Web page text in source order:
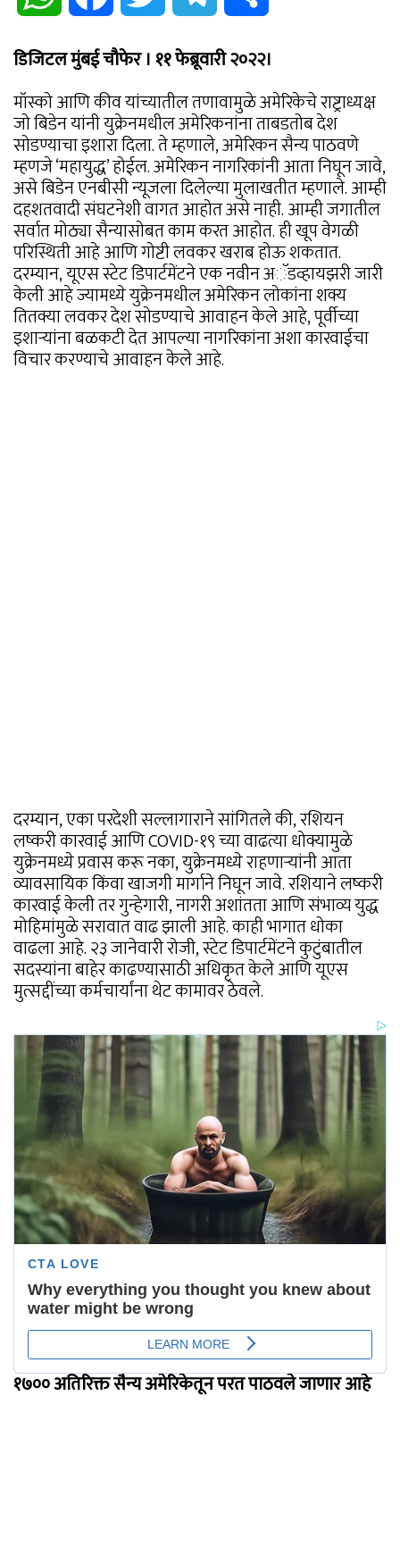
डिजिटल मुंबई चौफेर । ११ फेब्रूवारी २०२२।
मॉस्को आणि कीव यांच्यातील तणावामुळे अमेरिकेचे राष्ट्राध्यक्ष
जो बिडेन यांनी युक्रेनमधील अमेरिकनांना ताबडतोब देश
सोडण्याचा इशारा दिला. ते म्हणाले, अमेरिकन सैन्य पाठवणे
म्हणजे ‘महायुद्ध’ होईल. अमेरिकन नागरिकांनी आता निघून जावे,
असे बिडेन एनबीसी न्यूजला दिलेल्या मुलाखतीत म्हणाले. आम्ही
दहशतवादी संघटनेशी वागत आहोत असे नाही. आम्ही जगातील
सर्वात मोठ्या सैन्यासोबत काम करत आहोत. ही खूप वेगळी
परिस्थिती आहे आणि गोष्टी लवकर खराब होऊ शकतात.
दरम्यान, यूएस स्टेट डिपार्टमेंटने एक नवीन अॅडव्हायझरी जारी
केली आहे ज्यामध्ये युक्रेनमधील अमेरिकन लोकांना शक्य
तितक्या लवकर देश सोडण्याचे आवाहन केले आहे, पूर्वीच्या
इशाऱ्यांना बळकटी देत ​​आपल्या नागरिकांना अशा कारवाईचा
विचार करण्याचे आवाहन केले आहे.
दरम्यान, एका परदेशी सल्लागाराने सांगितले की, रशियन
लष्करी कारवाई आणि COVID-१९ च्या वाढत्या धोक्यामुळे
युक्रेनमध्ये प्रवास करू नका, युक्रेनमध्ये राहणाऱ्यांनी आता
व्यावसायिक किंवा खाजगी मार्गाने निघून जावे. रशियाने लष्करी
कारवाई केली तर गुन्हेगारी, नागरी अशांतता आणि संभाव्य युद्ध
मोहिमांमुळे सरावात वाढ झाली आहे. काही भागात धोका
वाढला आहे. २३ जानेवारी रोजी, स्टेट डिपार्टमेंटने कुटुंबातील
सदस्यांना बाहेर काढण्यासाठी अधिकृत केले आणि यूएस
मुत्सद्दींच्या कर्मचार्यांना थेट कामावर ठेवले.
१७०० अतिरिक्त सैन्य अमेरिकेतून परत पाठवले जाणार आहे